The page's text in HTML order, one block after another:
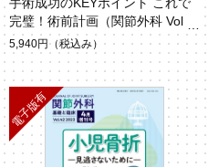
手術成功のKEYポイント これで
完璧！術前計画（関節外科 Vol.4
4 No.13）
5,940円 （税込み）